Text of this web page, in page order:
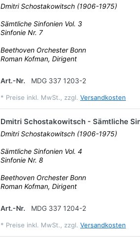
Dmitri Schostakowitsch (1906-1975)
Sämtliche Sinfonien Vol. 3
Sinfonie Nr. 7
Beethoven Orchester Bonn
Roman Kofman, Dirigent
Art.-Nr. MDG 337 1203-2
* Preise inkl. MwSt., zzgl. Versandkosten
Dmitri Schostakowitsch - Sämtliche
Dmitri Schostakowitsch (1906-1975)
Sämtliche Sinfonien Vol. 4
Sinfonie Nr. 8
Beethoven Orchester Bonn
Roman Kofman, Dirigent
Art.-Nr. MDG 337 1204-2
* Preise inkl. MwSt., zzgl. Versandkosten